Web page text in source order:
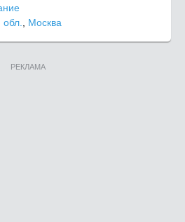
Москва
РЕКЛАМА